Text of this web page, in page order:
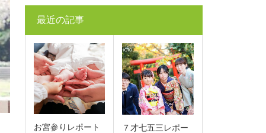
最近の記事
お宮参りレポート
７才七五三レポー